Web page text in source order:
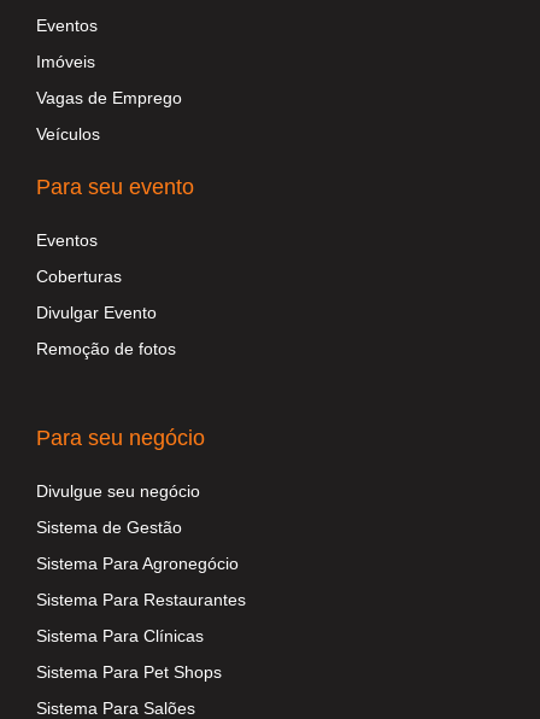
Eventos
Imóveis
Vagas de Emprego
Veículos
Para seu evento
Eventos
Coberturas
Divulgar Evento
Remoção de fotos
Para seu negócio
Divulgue seu negócio
Sistema de Gestão
Sistema Para Agronegócio
Sistema Para Restaurantes
Sistema Para Clínicas
Sistema Para Pet Shops
Sistema Para Salões